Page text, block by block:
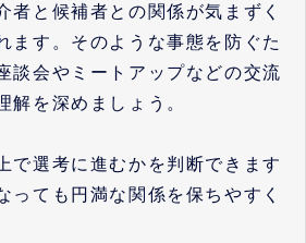
者と候補者との関係が気まずく
ます。そのような事態を防ぐた
談会やミートアップなどの交流
解を深めましょう。
で選考に進むかを判断できます
っても円満な関係を保ちやすく